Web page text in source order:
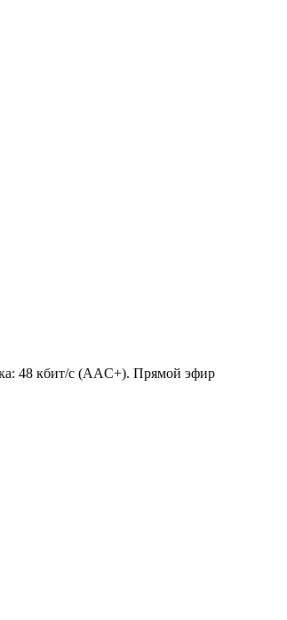
48 кбит/с (AAC+). Прямой эфир